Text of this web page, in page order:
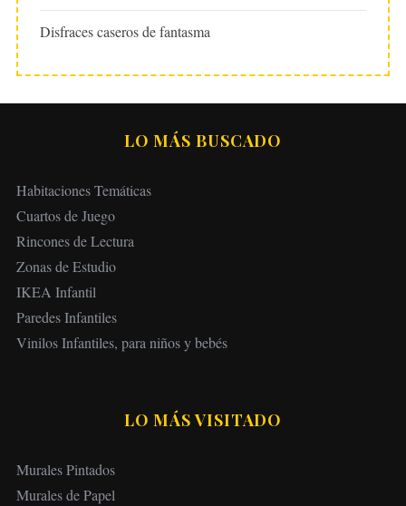
Disfraces caseros de fantasma
LO MÁS BUSCADO
Habitaciones Temáticas
Cuartos de Juego
Rincones de Lectura
Zonas de Estudio
IKEA Infantil
Paredes Infantiles
Vinilos Infantiles, para niños y bebés
LO MÁS VISITADO
Murales Pintados
Murales de Papel